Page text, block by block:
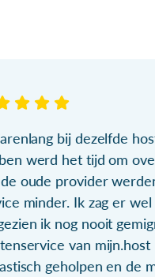
bij dezelfde
werd het tijd om
oude provider
minder. Ik zag er
ik nog nooit
van
geholpen en de